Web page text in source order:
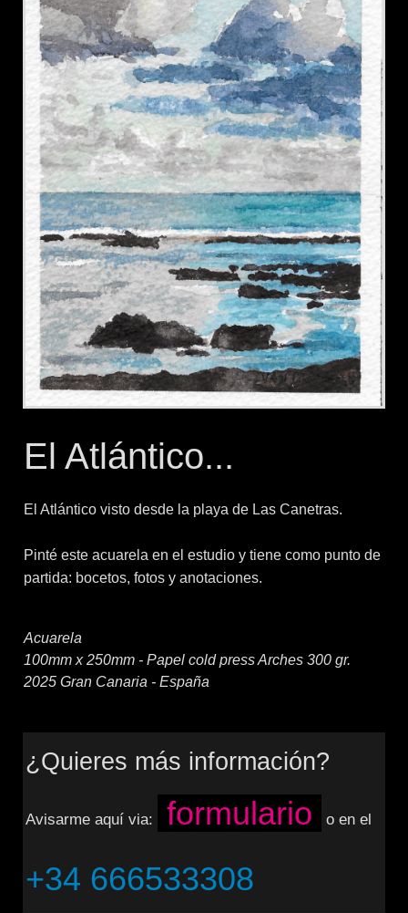
El Atlántico...
El Atlántico visto desde la playa de Las Canetras.
Pinté este acuarela en el estudio y tiene como punto de
partida: bocetos, fotos y anotaciones.
Acuarela
100mm x 250mm - Papel cold press Arches 300 gr.
2025 Gran Canaria - España
¿Quieres más información?
Avisarme aquí via: formulario o en el
+34 666533308